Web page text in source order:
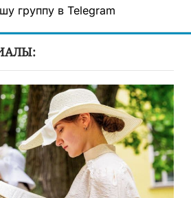
группу в Telegram